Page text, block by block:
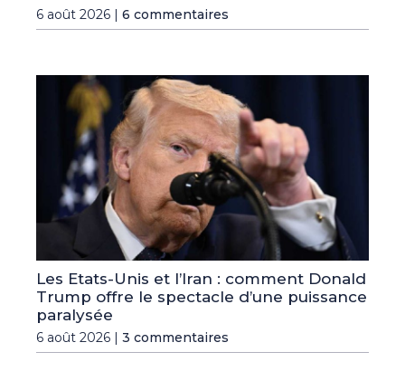
6 août 2026 | 6 commentaires
Les Etats-Unis et l’Iran : comment Donald
Trump offre le spectacle d’une puissance
paralysée
6 août 2026 | 3 commentaires